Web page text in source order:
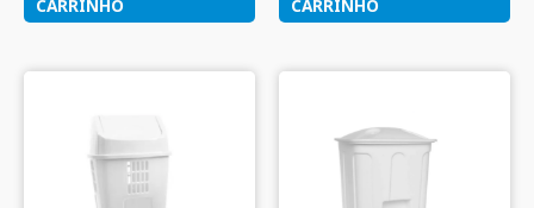
CARRINHO
CARRINHO